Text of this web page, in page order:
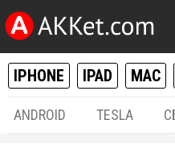
IPHONE IPAD MAC
ANDROID TESLA